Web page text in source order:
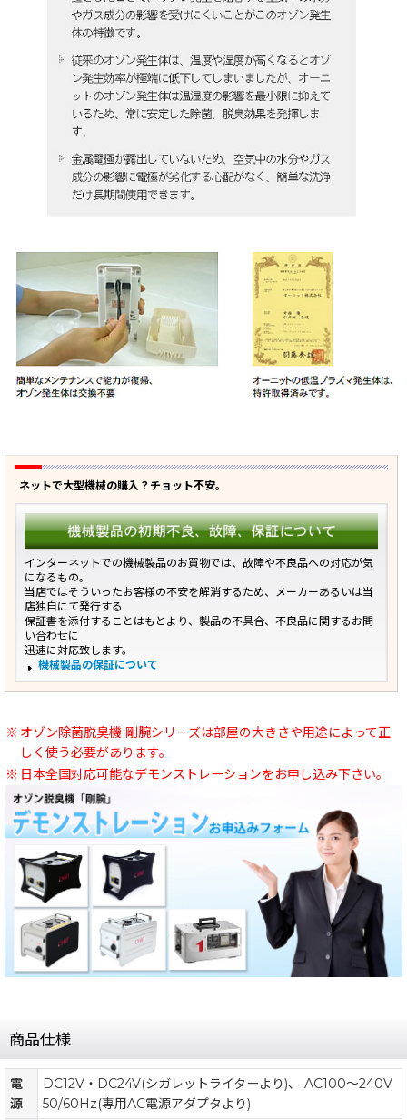
ネットで大型機械の購入？チョット不安。
インターネットでの機械製品のお買物では、故障や不良品への対応が気
になるもの。
当店ではそういったお客様の不安を解消するため、メーカーあるいは当
店独自にて発行する
保証書を添付することはもとより、製品の不具合、不良品に関するお問
い合わせに
迅速に対応致します。
機械製品の保証について
※ オゾン除菌脱臭機 剛腕シリーズは部屋の大きさや用途によって正
しく使う必要があります。
※ 日本全国対応可能なデモンストレーションをお申し込み下さい。
商品仕様
電
源
DC12V・DC24V(シガレットライターより)、 AC100〜240V
50/60Hz(専用AC電源アダプタより)